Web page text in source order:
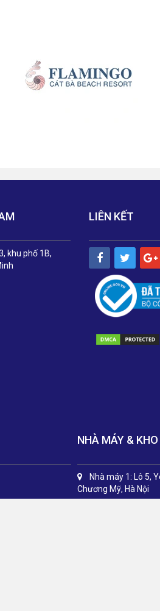
khu phố 1B,
LIÊN KẾT
NHÀ MÁY &
Nhà máy 1: Lô 5,
Chương Mỹ, Hà Nội